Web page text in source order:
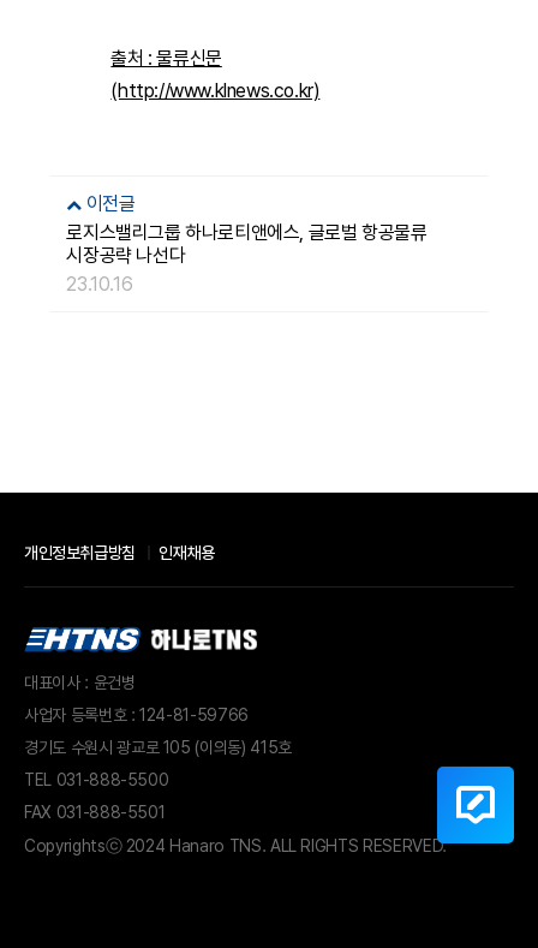
출처 : 물류신문
(http://www.klnews.co.kr)
이전글
로지스밸리그룹 하나로티앤에스, 글로벌 항공물류
시장공략 나선다
23.10.16
개인정보취급방침 인재채용
대표이사 : 윤건병
사업자 등록번호 : 124-81-59766
경기도 수원시 광교로 105 (이의동) 415호
TEL 031-888-5500
FAX 031-888-5501
Copyrightsⓒ 2024 Hanaro TNS. ALL RIGHTS RESERVED.